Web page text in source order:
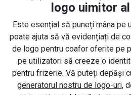
logo uimitor
Este esențial să puneți mâna pe
poate ajuta să vă evidențiați de
de logo pentru coafor oferite pe
pe utilizatori să creeze o
pentru frizerie. Vă puteți depăși
generatorul nostru de logo-uri,